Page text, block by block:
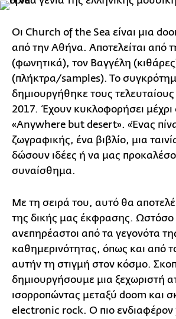
Οι Church of the Sea είναι μια
από την Αθήνα. Αποτελείται από
(φωνητικά), τον Βαγγέλη
(πλήκτρα/samples). Το
δημιουργήθηκε τους
2017. Έχουν κυκλοφορήσει μέχρι
«Anywhere but desert». «Ένας
ζωγραφικής, ένα βιβλίο, μια
δώσουν ιδέες ή να μας
συναίσθημα.
Με τη σειρά του, αυτό θα
της δικής μας έκφρασης. Ωστόσο
ανεπηρέαστοι από τα γεγονότα
καθημερινότητας, όπως και από
αυτήν τη στιγμή στον κόσμο.
δημιουργήσουμε μια ξεχωριστή
ισορροπώντας μεταξύ doom και
electronic rock. Ο πιο ενδιαφέρον